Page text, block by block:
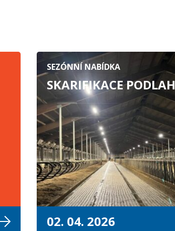
SEZÓNNÍ NABÍDKA
SKARIFIKACE PODLAH
02. 04. 2026